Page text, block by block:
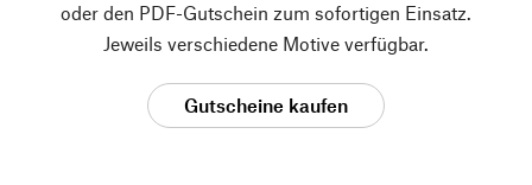
oder den PDF-Gutschein zum sofortigen Einsatz.
Jeweils verschiedene Motive verfügbar.
Gutscheine kaufen